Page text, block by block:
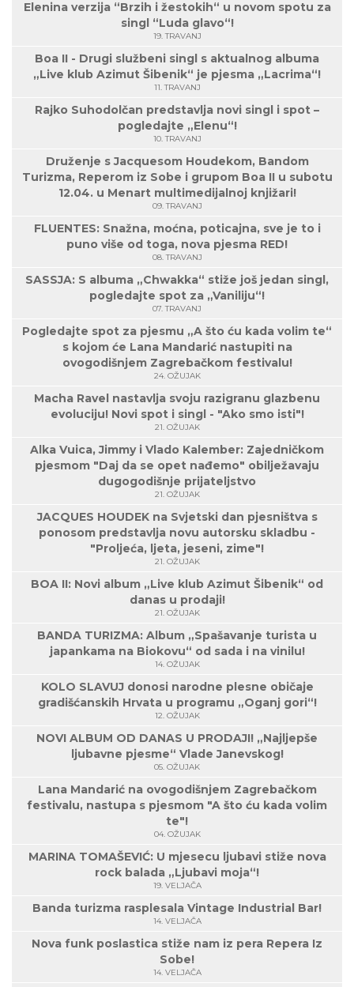
Elenina verzija “Brzih i žestokih“ u novom spotu za
singl “Luda glavo“!
19. TRAVANJ
Boa II - Drugi službeni singl s aktualnog albuma
„Live klub Azimut Šibenik“ je pjesma „Lacrima“!
11. TRAVANJ
Rajko Suhodolčan predstavlja novi singl i spot –
pogledajte „Elenu“!
10. TRAVANJ
Druženje s Jacquesom Houdekom, Bandom
Turizma, Reperom iz Sobe i grupom Boa II u subotu
12.04. u Menart multimedijalnoj knjižari!
09. TRAVANJ
FLUENTES: Snažna, moćna, poticajna, sve je to i
puno više od toga, nova pjesma RED!
08. TRAVANJ
SASSJA: S albuma „Chwakka“ stiže još jedan singl,
pogledajte spot za „Vaniliju“!
07. TRAVANJ
Pogledajte spot za pjesmu „A što ću kada volim te“
s kojom će Lana Mandarić nastupiti na
ovogodišnjem Zagrebačkom festivalu!
24. OŽUJAK
Macha Ravel nastavlja svoju razigranu glazbenu
evoluciju! Novi spot i singl - "Ako smo isti"!
21. OŽUJAK
Alka Vuica, Jimmy i Vlado Kalember: Zajedničkom
pjesmom "Daj da se opet nađemo" obilježavaju
dugogodišnje prijateljstvo
21. OŽUJAK
JACQUES HOUDEK na Svjetski dan pjesništva s
ponosom predstavlja novu autorsku skladbu -
"Proljeća, ljeta, jeseni, zime"!
21. OŽUJAK
BOA II: Novi album „Live klub Azimut Šibenik“ od
danas u prodaji!
21. OŽUJAK
BANDA TURIZMA: Album „Spašavanje turista u
japankama na Biokovu“ od sada i na vinilu!
14. OŽUJAK
KOLO SLAVUJ donosi narodne plesne običaje
gradišćanskih Hrvata u programu „Oganj gori“!
12. OŽUJAK
NOVI ALBUM OD DANAS U PRODAJI! „Najljepše
ljubavne pjesme“ Vlade Janevskog!
05. OŽUJAK
Lana Mandarić na ovogodišnjem Zagrebačkom
festivalu, nastupa s pjesmom "A što ću kada volim
te"!
04. OŽUJAK
MARINA TOMAŠEVIĆ: U mjesecu ljubavi stiže nova
rock balada „Ljubavi moja“!
19. VELJAČA
Banda turizma rasplesala Vintage Industrial Bar!
14. VELJAČA
Nova funk poslastica stiže nam iz pera Repera Iz
Sobe!
14. VELJAČA